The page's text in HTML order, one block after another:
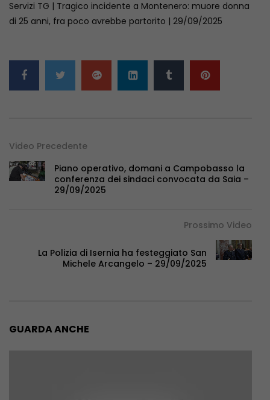
Servizi TG | Tragico incidente a Montenero: muore donna
di 25 anni, fra poco avrebbe partorito | 29/09/2025
Video Precedente
Piano operativo, domani a Campobasso la
conferenza dei sindaci convocata da Saia –
29/09/2025
Prossimo Video
La Polizia di Isernia ha festeggiato San
Michele Arcangelo – 29/09/2025
GUARDA ANCHE